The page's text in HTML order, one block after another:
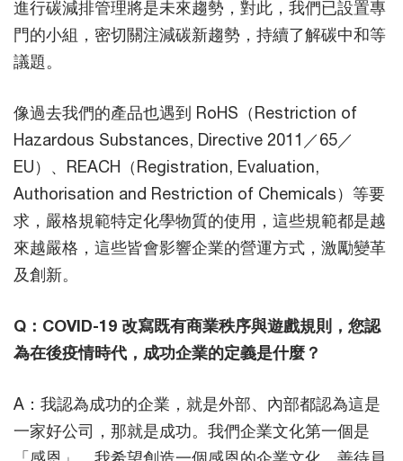
進行碳減排管理將是未來趨勢，對此，我們已設置專
門的小組，密切關注減碳新趨勢，持續了解碳中和等
議題。
像過去我們的產品也遇到 RoHS（Restriction of
Hazardous Substances, Directive 2011／65／
EU）、REACH（Registration, Evaluation,
Authorisation and Restriction of Chemicals）等要
求，嚴格規範特定化學物質的使用，這些規範都是越
來越嚴格，這些皆會影響企業的營運方式，激勵變革
及創新。
Q：COVID-19 改寫既有商業秩序與遊戲規則，您認
為在後疫情時代，成功企業的定義是什麼？
A：我認為成功的企業，就是外部、內部都認為這是
一家好公司，那就是成功。我們企業文化第一個是